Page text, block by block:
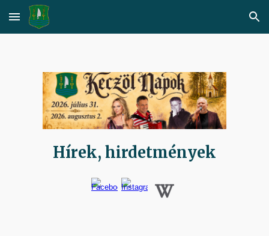
Skip to main content Skip to navigation
Hírek, hirdetmények